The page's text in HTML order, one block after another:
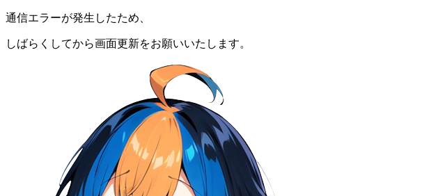
通信エラーが発生したため、
しばらくしてから画面更新をお願いいたします。